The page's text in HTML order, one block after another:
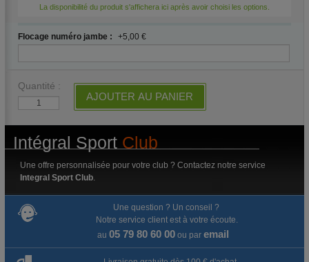
La disponibilité du produit s'affichera ici après avoir choisi les options.
Flocage numéro jambe : +5,00 €
Quantité :
AJOUTER AU PANIER
Intégral Sport Club
Une offre personnalisée pour votre club ? Contactez notre service
Integral Sport Club
Une question ? Un conseil ?
Notre service client est à votre écoute.
au 05 79 80 60 00ou par email